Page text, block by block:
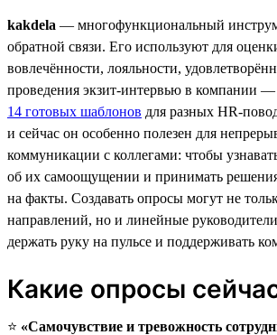
kakdela — многофункциональный
обратной связи. Его используют для
вовлечённости, лояльности,
проведения экзит-интервью в компании —
14 готовых шаблонов для разных HR-
и сейчас он особенно полезен для
коммуникации с коллегами: чтобы
об их самоощущении и принимать
на факты. Создавать опросы могут не
направлений, но и линейные
держать руку на пульсе и поддерживать
Какие опросы
⭐️ «Самочувствие и тревожность